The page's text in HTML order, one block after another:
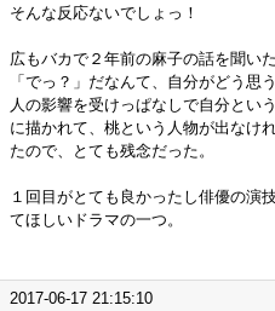
そんな反応ないでしょっ！
広もバカで２年前の麻子の話を聞い
「でっ？」だなんて、自分がどう思
人の影響を受けっぱなしで自分とい
に描かれて、桃という人物が出なけ
たので、とても残念だった。
１回目がとても良かったし俳優の演
てほしいドラマの一つ。
2017-06-17 21:15:10